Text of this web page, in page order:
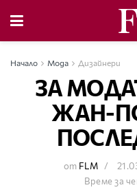
Начало Мода Дизайнери
ЗА
ЖАН-
от FLM
Време за